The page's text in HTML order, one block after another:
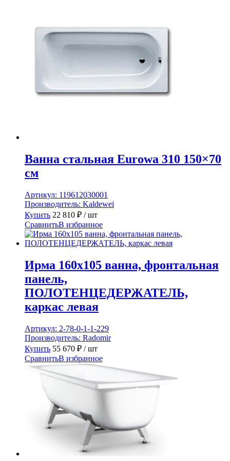
Ванна стальная Eurowa 310 150×70
см
Артикул: 119612030001
Производитель: Kaldewei
Купить 22 810 ₽ / шт
СравнитьВ избранное
Ирма 160х105 ванна, фронтальная
панель,
ПОЛОТЕНЦЕДЕРЖАТЕЛЬ,
каркас левая
Артикул: 2-78-0-1-1-229
Производитель: Radomir
Купить 55 670 ₽ / шт
СравнитьВ избранное